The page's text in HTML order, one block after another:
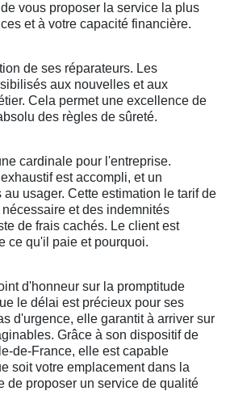
vous proposer la service la plus
et à votre capacité financière.
de ses réparateurs. Les
aux nouvelles et aux
Cela permet une excellence de
des règles de sûreté.
cardinale pour l'entreprise.
est accompli, et un
usager. Cette estimation le tarif de
et des indemnités
de frais cachés. Le client est
ce qu'il paie et pourquoi.
d'honneur sur la promptitude
le délai est précieux pour ses
d'urgence, elle garantit à arriver sur
Grâce à son dispositif de
de-France, elle est capable
soit votre emplacement dans la
de proposer un service de qualité